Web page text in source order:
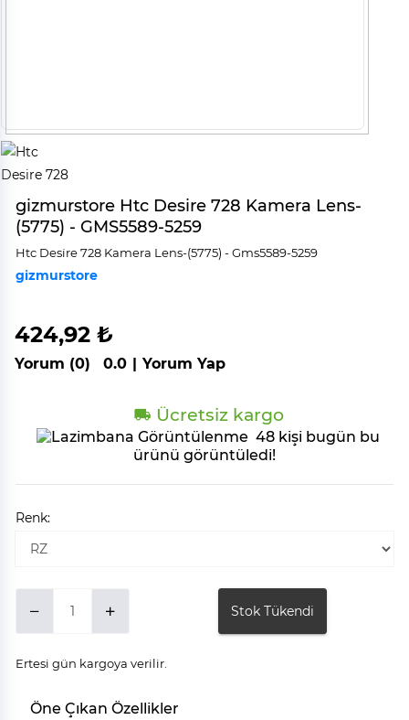
gizmurstore Htc Desire 728 Kamera Lens-
(5775) - GMS5589-5259
Htc Desi̇re 728 Kamera Lens-(5775) - Gms5589-5259
gizmurstore
424,92 ₺
Yorum (0) 0.0 | Yorum Yap
Ücretsiz kargo
48 kişi bugün bu
ürünü görüntüledi!
Renk:
Stok Tükendi
Ertesi gün kargoya verilir.
Öne Çıkan Özellikler